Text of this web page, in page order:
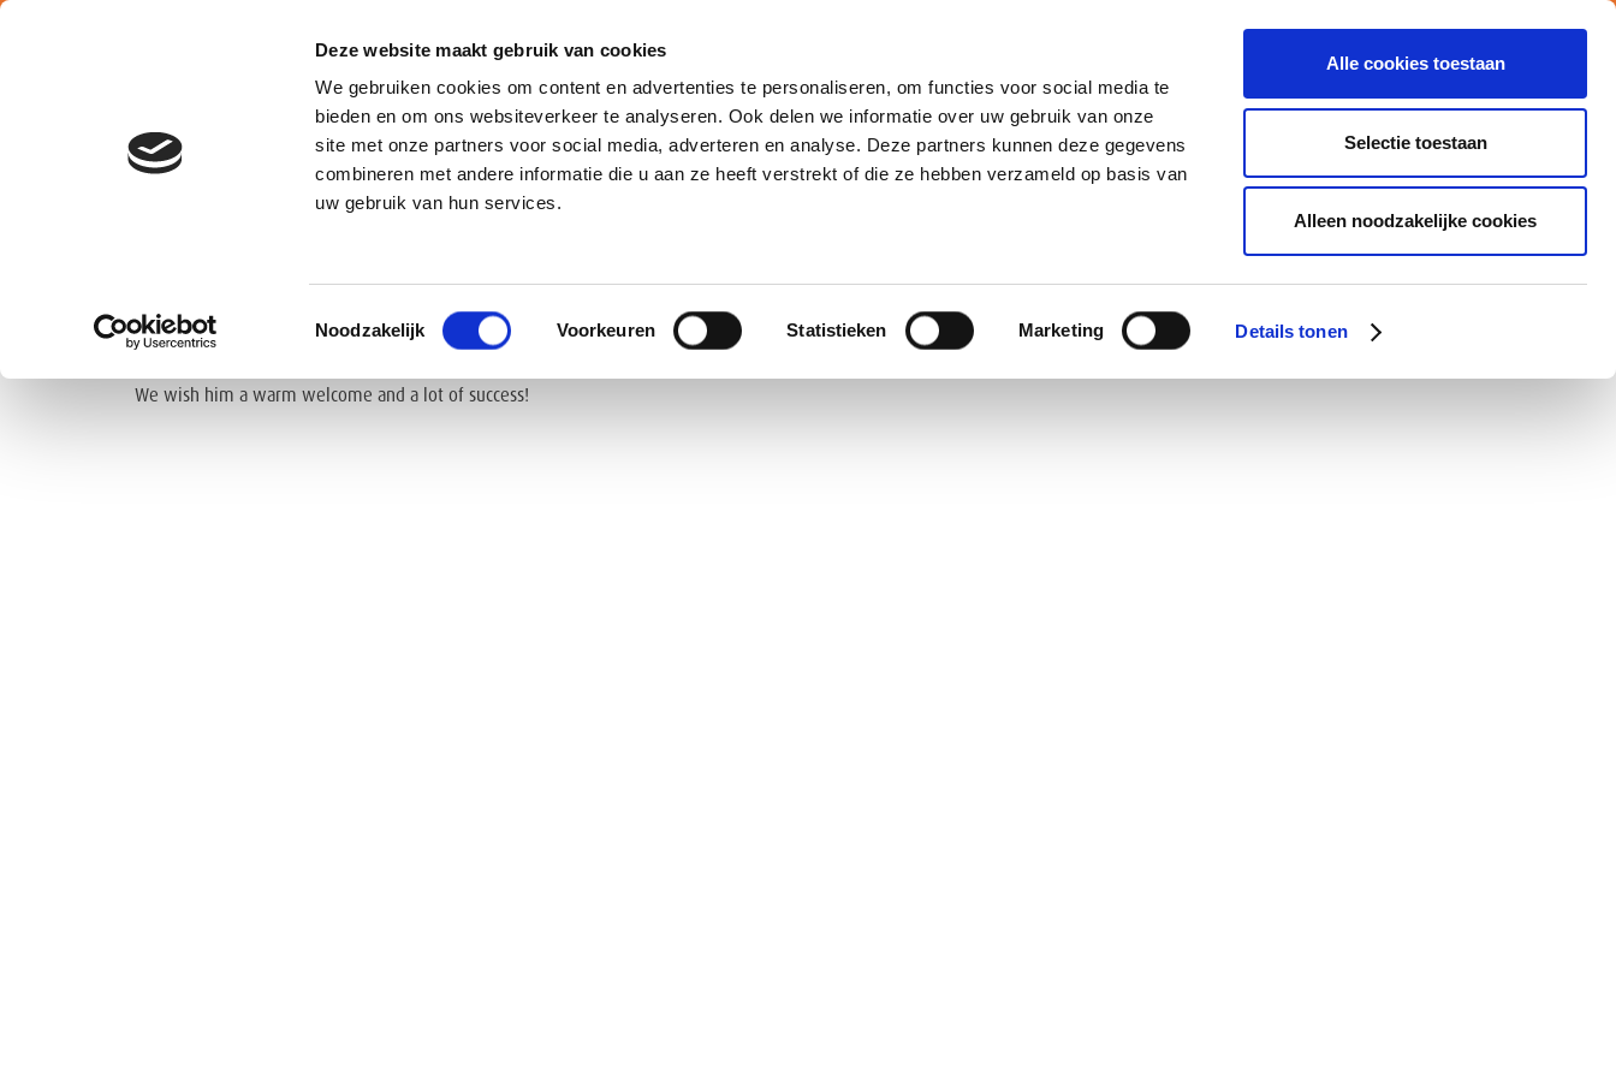
Deze website maakt gebruik van cookies
We gebruiken cookies om content en advertenties te personaliseren, om functies voor social media te
bieden en om ons websiteverkeer te analyseren. Ook delen we informatie over uw gebruik van onze
site met onze partners voor social media, adverteren en analyse. Deze partners kunnen deze gegevens
combineren met andere informatie die u aan ze heeft verstrekt of die ze hebben verzameld op basis van
uw gebruik van hun services.
Toestemmingsselectie
Noodzakelijk Voorkeuren Statistieken Marketing Details tonen
Alle cookies toestaan
Selectie toestaan
Alleen noodzakelijke cookies
Vacatures Nieuws MY ATALIAN
Belgium
Cédric has extensive experience in sales and business & development . Cédric strengthens the national sales team under the leadership of Peter Deroover.
We wish him a warm welcome and a lot of success!